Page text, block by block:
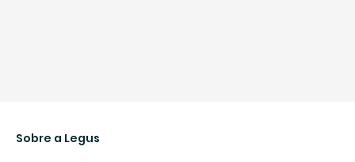
Sobre a Legus